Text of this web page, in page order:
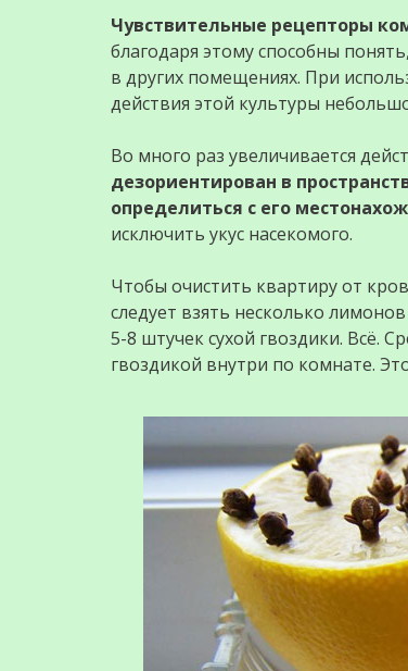
Чувствительные рецепторы
благодаря этому способны
в других помещениях. При
действия этой культуры
Во много раз увеличивается
дезориентирован в
определиться с его
исключить укус насекомого.
Чтобы очистить квартиру от
следует взять несколько
5-8 штучек сухой гвоздики. Всё.
гвоздикой внутри по комнате.